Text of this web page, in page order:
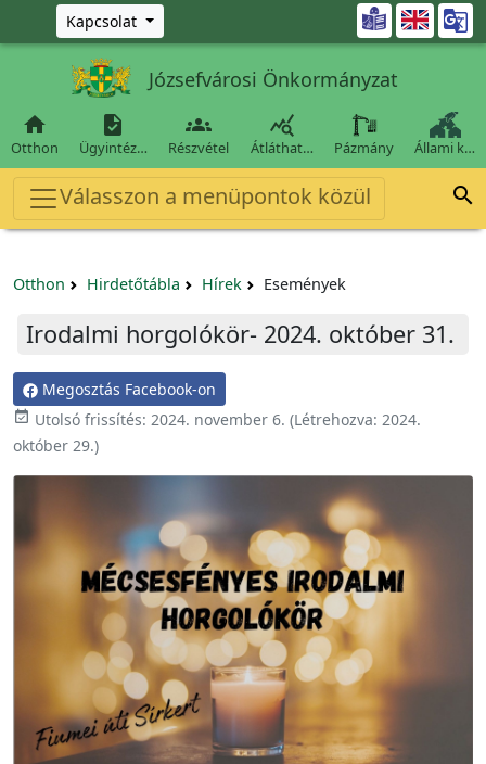
Ugrás a fő tartalomra
Kapcsolat 
Józsefvárosi Önkormányzat

Otthon

Ügyintéz…

Részvétel

Átláthat… Pázmány Állami k…
Válasszon a menüpontok közül 
Otthon Hirdetőtábla Hírek Események
Irodalmi horgolókör- 2024. október 31.
Megosztás Facebook-on
 Utolsó frissítés: 2024. november 6. (Létrehozva: 2024.
október 29.)